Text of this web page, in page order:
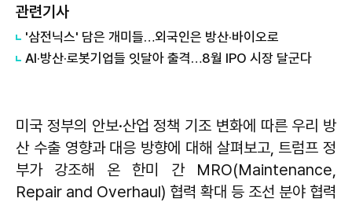
관련기사
'삼전닉스' 담은 개미들…외국인은 방산·바이오로
AI·방산·로봇기업들 잇달아 출격…8월 IPO 시장 달군다
미국 정부의 안보·산업 정책 기조 변화에 따른 우리 방
산 수출 영향과 대응 방향에 대해 살펴보고, 트럼프 정
부가 강조해 온 한미 간 MRO(Maintenance,
Repair and Overhaul) 협력 확대 등 조선 분야 협력